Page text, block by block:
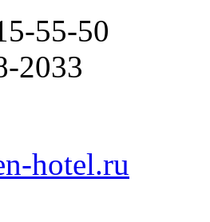
55-50
2033
hotel.ru